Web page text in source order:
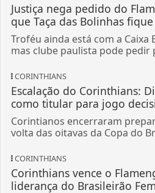
Justiça nega pedido do
que Taça das Bolinhas
Troféu ainda está com a Caixa
mas clube paulista pode pedir
CORINTHIANS
Escalação do Corinthians:
como titular para jogo
Corintianos encerraram
volta das oitavas da Copa do
CORINTHIANS
Corinthians vence o
liderança do Brasileirão